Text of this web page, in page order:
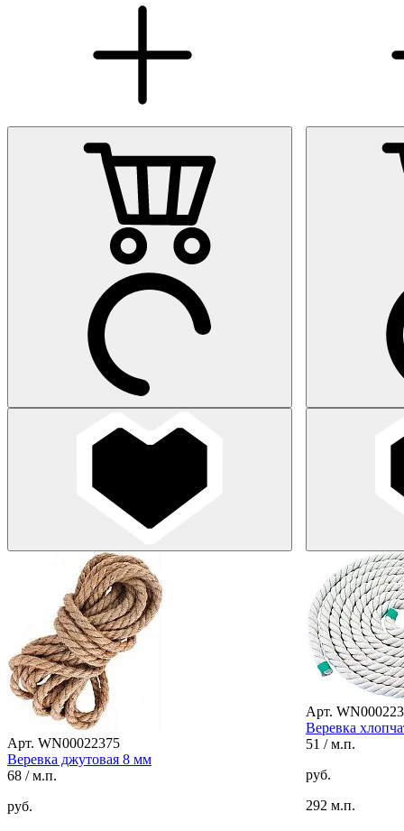
Арт. WN00022375
Веревка джутовая 8 мм
68 / м.п.
руб.
Арт.
Веревка
51 / м.п.
руб.
292 м.п.